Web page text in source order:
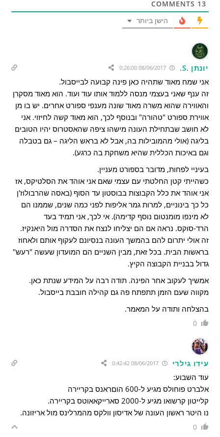
13
הישן ביותר
יונתן .S.
אני שמח מאוד שתהיה כאן פינה קבועה לבייסבול.
זה ענף שאני בעצמי מנסה ללמוד אותו עוד ועוד. הוא מאוד מסקרן
והאווירה שהוא משרה מאוד שונה מענפי ספורט אחרים. יש בו מן
אווירת ספורט "טהורה" ובנוסף לכך, הוא מאוד קשה לחיזוי. אני
לא חושב שבתחילת העונה מישהו ציפה שהאסטרוס יהיו הטובים
בליגה (אולי מהמובילות בה, אבל לא בראש הליגה – גם בטבלה
וגם באיכות הכללית שהיא משחקת בה כרגע).
בעיניי לפחות, מדובר בספורט מעניין.
כשהייתי קטן החלטתי עם עצמי שאם אני אוהד את הסלטיקס, אז
אני אוהד את כלל הקבוצות בבוסטון עד הסוף (באסה שהרבולוז'ן
כל כך בינוניים, למרות גמר אליפות לפני כמה שנים, שממנו הם
לא מינפו מומנטום נוסף קדימה). אי לכך, אני תמיד בעד
הרד-סוקס. נראה אם הם יצליחו לנצח את הסדרה מול היאנקיז.
זה אולי יתרום להם בהמשך העונה בנסיונם לעקוף אותם ולאחוז
בראשות הבית. בכל זאת, מבין השניים הם המועדון שעשה "רעש"
גדול בבניית הקבוצה הקיץ.
אמשיך לעקוב אחר הפינה. תודה רבה על המידע שנתת כאן.
מקווה שעם הזמן תתפתח פה גם קהילה חובבת בייסבול.
בהצלחה ותודה על המאמר.
0
עידו גילרי 08/06/2017 0:42:42
עוד השבוע:
אלברט פוחולס מגיע ל-600 הוםראנס בקריירה
קלייטון קרשואו מגיע ל-2000 סארייקאאוטס בקריירה.
נו היטר ראשון העונה של אדיסון וולקס מהמרלינס מול אריזונה.
0